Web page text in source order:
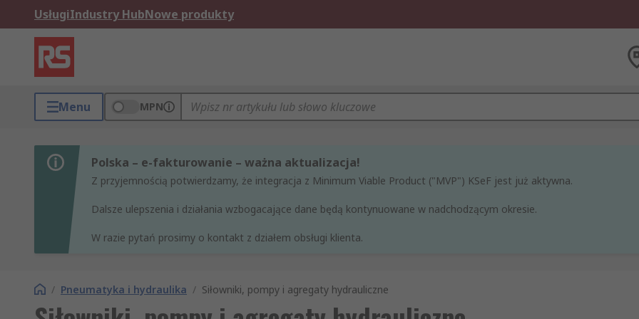
UsługiIndustry HubNowe produkty
Menu MPN
Polska – e-fakturowanie – ważna aktualizacja!
Z przyjemnością potwierdzamy, że integracja z Minimum Viable Product ("MVP") KSeF jest już aktywna.
Dalsze ulepszenia i działania wzbogacające dane będą kontynuowane w nadchodzącym okresie.
W razie pytań prosimy o kontakt z działem obsługi klienta.
/ Pneumatyka i hydraulika / Siłowniki, pompy i agregaty hydrauliczne